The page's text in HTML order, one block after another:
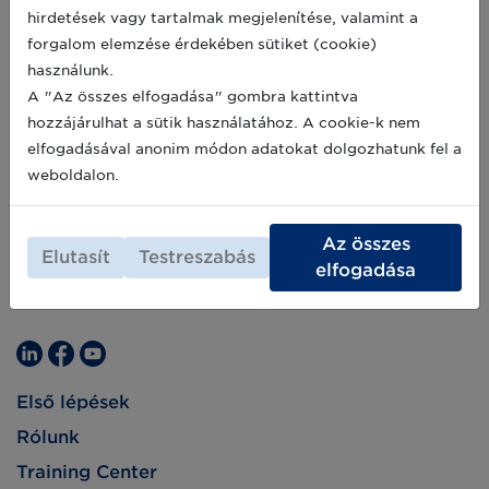
szinten a McKinsey által végzett kutatás
szerint.
2020-05-22
Első lépések
Rólunk
Training Center
hirdetések vagy tartalmak megjelenítése, valamint a
forgalom elemzése érdekében sütiket (cookie)
használunk.
A "Az összes elfogadása" gombra kattintva
hozzájárulhat a sütik használatához. A cookie-k nem
elfogadásával anonim módon adatokat dolgozhatunk fel a
weboldalon.
Elutasít Testreszabás
Az összes
elfogadása